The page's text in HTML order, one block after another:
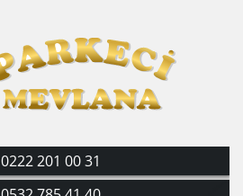
0222 201 00 31